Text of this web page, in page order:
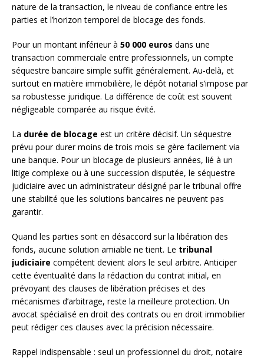
nature de la transaction, le niveau de confiance entre les
parties et l’horizon temporel de blocage des fonds.
Pour un montant inférieur à 50 000 euros dans une
transaction commerciale entre professionnels, un compte
séquestre bancaire simple suffit généralement. Au-delà, et
surtout en matière immobilière, le dépôt notarial s’impose par
sa robustesse juridique. La différence de coût est souvent
négligeable comparée au risque évité.
La durée de blocage est un critère décisif. Un séquestre
prévu pour durer moins de trois mois se gère facilement via
une banque. Pour un blocage de plusieurs années, lié à un
litige complexe ou à une succession disputée, le séquestre
judiciaire avec un administrateur désigné par le tribunal offre
une stabilité que les solutions bancaires ne peuvent pas
garantir.
Quand les parties sont en désaccord sur la libération des
fonds, aucune solution amiable ne tient. Le tribunal
judiciaire compétent devient alors le seul arbitre. Anticiper
cette éventualité dans la rédaction du contrat initial, en
prévoyant des clauses de libération précises et des
mécanismes d’arbitrage, reste la meilleure protection. Un
avocat spécialisé en droit des contrats ou en droit immobilier
peut rédiger ces clauses avec la précision nécessaire.
Rappel indispensable : seul un professionnel du droit, notaire